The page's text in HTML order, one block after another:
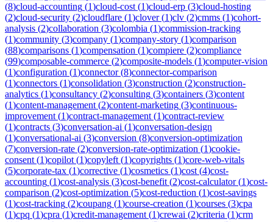
(8)cloud-accounting (1)cloud-cost (1)cloud-erp (3)cloud-hosting
(2)cloud-security (2)cloudflare (1)clover(1)clv (2)cmms (1)cohort-
analysis (2)collaboration (3)colombia (1)commission-tracking
(1)community (3)company (1)company-story (1)comparison
(88)comparisons (1)compensation (1)compiere (2)compliance
(99)composable-commerce (2)composite-models (1)computer-vision
(1)configuration (1)connector(8)connector-comparison
(1)connectors (1)consolidation (3)construction (2)construction-
analytics (1)consultancy (2)consulting (3)containers (3)content
(1)content-management (2)content-marketing (3)continuous-
improvement (1)contract-management (1)contract-review
(1)contracts (3)conversation-ai (1)conversation-design
(1)conversational-ai (3)conversion (8)conversion-optimization
(7)conversion-rate (2)conversion-rate-optimization (1)cookie-
consent (1)copilot (1)copyleft (1)copyrights (1)core-web-vitals
(5)corporate-tax (1)corrective (1)cosmetics (1)cost (4)cost-
accounting (1)cost-analysis (3)cost-benefit (2)cost-calculator(1)cost-
comparison (2)cost-optimization (5)cost-reduction (1)cost-savings
(1)cost-tracking (2)coupang (1)course-creation (1)courses (3)cpa
(1)cpq (1)cpra (1)credit-management (1)crewai (2)criteria (1)crm